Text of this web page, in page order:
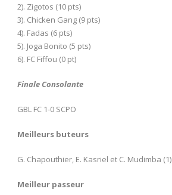
2). Zigotos (10 pts)
3). Chicken Gang (9 pts)
4). Fadas (6 pts)
5). Joga Bonito (5 pts)
6). FC Fiffou (0 pt)
Finale Consolante
GBL FC 1-0 SCPO
Meilleurs buteurs
G. Chapouthier, E. Kasriel et C. Mudimba (1)
Meilleur passeur